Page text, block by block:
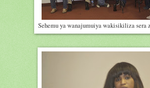
Sehemu ya wanajumuiya wakisikiliza sera